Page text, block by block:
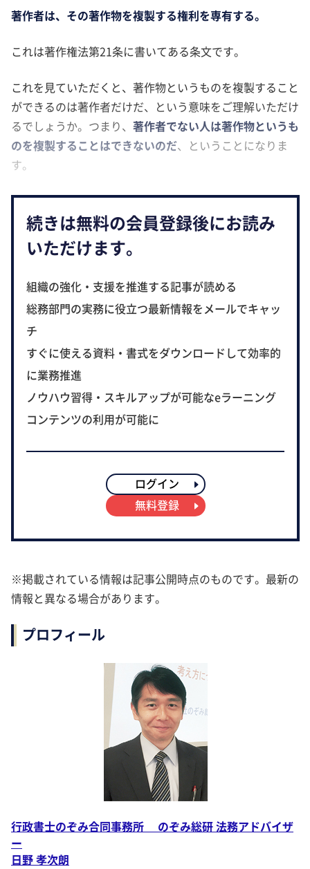
著作者は、その著作物を複製する権利を専有する。
これは著作権法第21条に書いてある条文です。
これを見ていただくと、著作物というものを複製すること
ができるのは著作者だけだ、という意味をご理解いただけ
るでしょうか。つまり、 著作者でない人は著作物というも
のを複製することはできないのだ、ということになりま
す。
続きは無料の会員登録後にお読み
いただけます。
組織の強化・支援を推進する記事が読める
総務部門の実務に役立つ最新情報をメールでキャッ
チ
すぐに使える資料・書式をダウンロードして効率的
に業務推進
ノウハウ習得・スキルアップが可能なeラーニング
コンテンツの利用が可能に
ログイン
無料登録
※掲載されている情報は記事公開時点のものです。最新の
情報と異なる場合があります。
プロフィール
行政書士のぞみ合同事務所 のぞみ総研 法務アドバイザ
ー
日野 孝次朗